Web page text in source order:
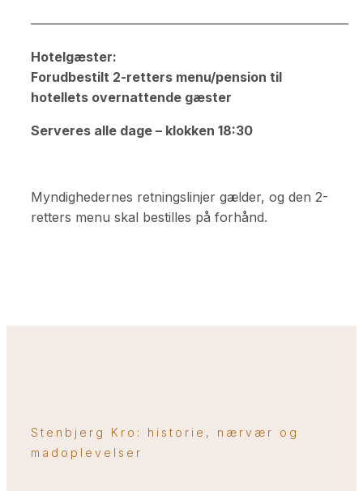
————————————————————————–
Hotelgæster:
Forudbestilt 2-retters menu/pension til
hotellets overnattende gæster
Serveres alle dage – klokken 18:30
Myndighedernes retningslinjer gælder, og den 2-
retters menu skal bestilles på forhånd.
Stenbjerg Kro: historie, nærvær og
madoplevelser